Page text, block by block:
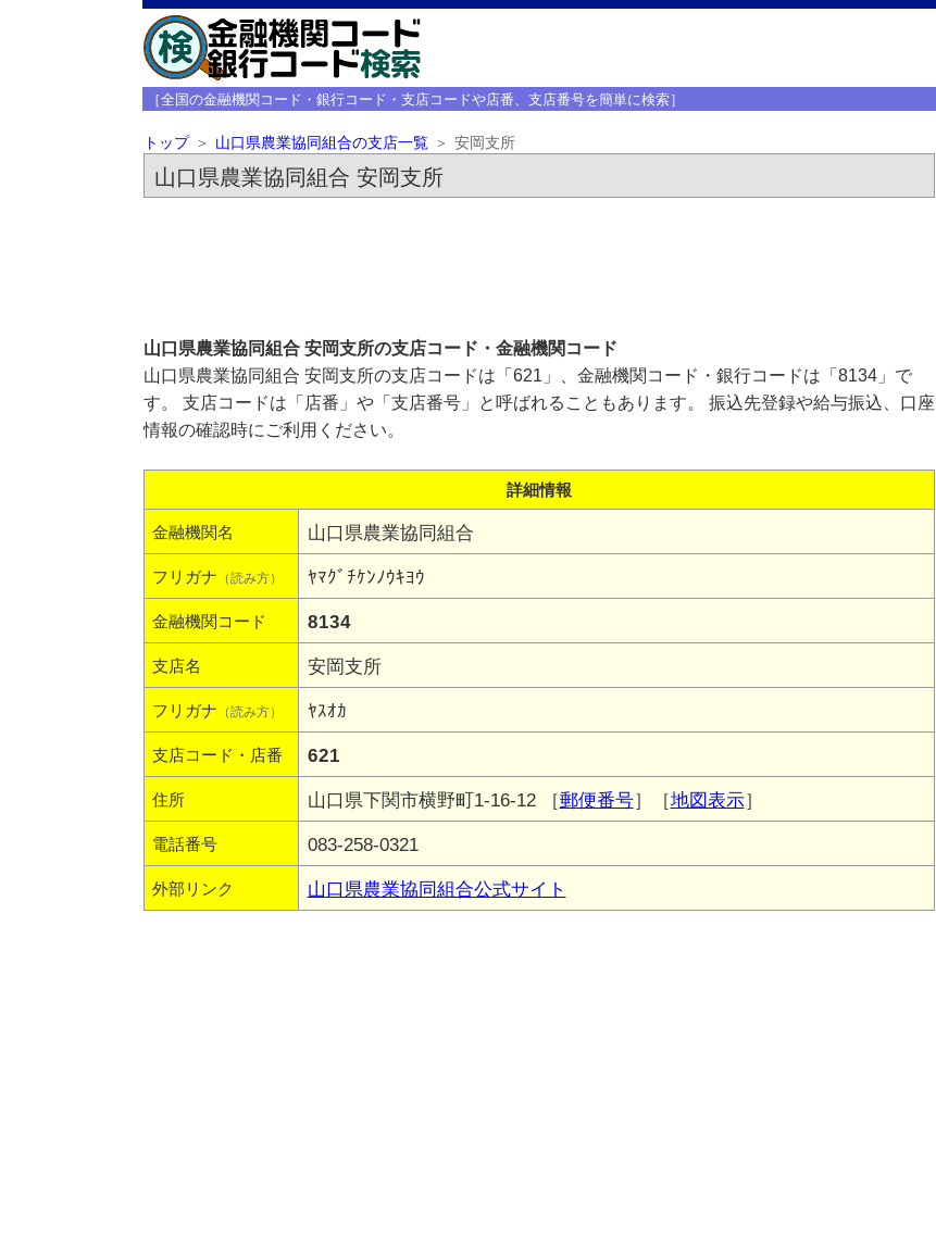
［全国の金融機関コード・銀行コード・支店コードや店番、支店番号を簡単に検索］
トップ 山口県農業協同組合の支店一覧 安岡支所
山口県農業協同組合 安岡支所
山口県農業協同組合 安岡支所の支店コード・金融機関コード
山口県農業協同組合 安岡支所の支店コードは「621」、金融機関コード・銀行コードは「8134」で
す。 支店コードは「店番」や「支店番号」と呼ばれることもあります。 振込先登録や給与振込、口座
情報の確認時にご利用ください。
詳細情報
金融機関名 山口県農業協同組合
フリガナ （読み方） ﾔﾏｸﾞﾁｹﾝﾉｳｷﾖｳ
金融機関コード 8134
支店名 安岡支所
フリガナ （読み方） ﾔｽｵｶ
支店コード・店番 621
住所 山口県下関市横野町1-16-12 ［郵便番号］［地図表示］
電話番号 083-258-0321
外部リンク 山口県農業協同組合公式サイト